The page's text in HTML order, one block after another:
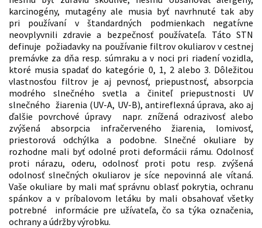
karcinogény, mutagény ale musia byť navrhnuté tak aby
pri používaní v štandardných podmienkach negatívne
neovplyvnili zdravie a bezpečnosť používateľa. Táto STN
definuje požiadavky na používanie filtrov okuliarov v cestnej
premávke za dňa resp. súmraku a v noci pri riadení vozidla,
ktoré musia spadať do kategórie 0, 1, 2 alebo 3. Dôležitou
vlastnosťou filtrov je aj pevnosť, priepustnosť, absorpcia
modrého slnečného svetla a činiteľ priepustnosti UV
slnečného žiarenia (UV-A, UV-B), antireflexná úprava, ako aj
ďalšie povrchové úpravy napr. znížená odrazivosť alebo
zvýšená absorpcia infračerveného žiarenia, lomivosť,
priestorová odchýlka a podobne. Slnečné okuliare by
rozhodne mali byť odolné proti deformácii rámu. Odolnosť
proti nárazu, oderu, odolnosť proti potu resp. zvýšená
odolnosť slnečných okuliarov je síce nepovinná ale vítaná.
Vaše okuliare by mali mať správnu oblasť pokrytia, ochranu
spánkov a v príbalovom letáku by mali obsahovať všetky
potrebné informácie pre užívateľa, čo sa týka označenia,
ochrany a údržby výrobku.